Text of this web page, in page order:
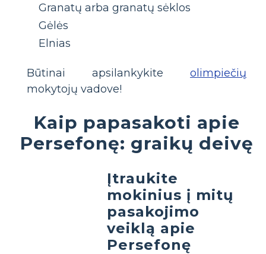
Granatų arba granatų sėklos
Gėlės
Elnias
Būtinai apsilankykite olimpiečių
mokytojų vadove!
Kaip papasakoti apie
Persefonę: graikų deivę
Įtraukite
mokinius į mitų
pasakojimo
veiklą apie
Persefonę